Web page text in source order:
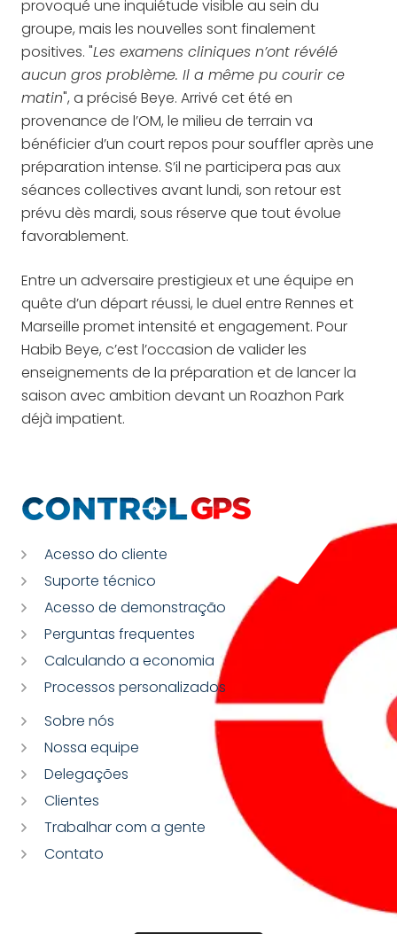
provoqué une inquiétude visible au sein du
groupe, mais les nouvelles sont finalement
positives. "Les examens cliniques n’ont révélé
aucun gros problème. Il a même pu courir ce
matin", a précisé Beye. Arrivé cet été en
provenance de l’OM, le milieu de terrain va
bénéficier d’un court repos pour souffler après une
préparation intense. S’il ne participera pas aux
séances collectives avant lundi, son retour est
prévu dès mardi, sous réserve que tout évolue
favorablement.
Entre un adversaire prestigieux et une équipe en
quête d’un départ réussi, le duel entre Rennes et
Marseille promet intensité et engagement. Pour
Habib Beye, c’est l’occasion de valider les
enseignements de la préparation et de lancer la
saison avec ambition devant un Roazhon Park
déjà impatient.
Acesso do cliente
Suporte técnico
Acesso de demonstração
Perguntas frequentes
Calculando a economia
Processos personalizados
Sobre nós
Nossa equipe
Delegações
Clientes
Trabalhar com a gente
Contato